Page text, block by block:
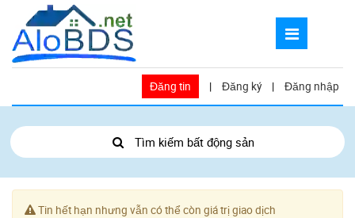
Đăng tin | Đăng ký | Đăng nhập
Tìm kiếm bất động sản
Tin hết hạn nhưng vẫn có thể còn giá trị giao dịch